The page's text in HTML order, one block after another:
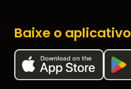
Baixe o aplicativo